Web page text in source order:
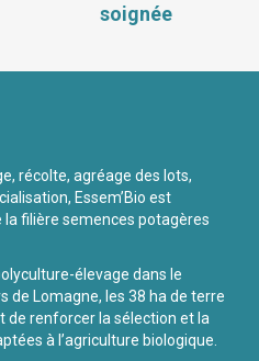
soignée
récolte, agréage des lots,
Essem’Bio est
la filière semences potagères
élevage dans le
de Lomagne, les 38 ha de terre
de renforcer la sélection et la
à l’agriculture biologique.